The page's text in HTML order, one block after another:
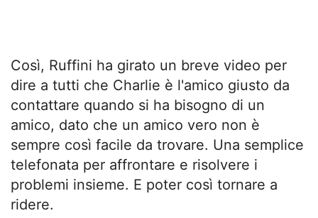
Così, Ruffini ha girato un breve video per
dire a tutti che Charlie è l'amico giusto da
contattare quando si ha bisogno di un
amico, dato che un amico vero non è
sempre così facile da trovare. Una semplice
telefonata per affrontare e risolvere i
problemi insieme. E poter così tornare a
ridere.